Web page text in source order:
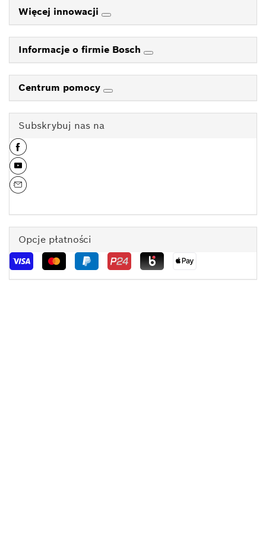
Więcej innowacji
Informacje o firmie Bosch
Centrum pomocy
Subskrybuj nas na
Opcje płatności